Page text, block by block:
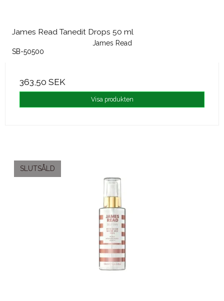
James Read Tanedit Drops 50 ml
James Read
SB-50500
363,50 SEK
Visa produkten
SLUTSÅLD